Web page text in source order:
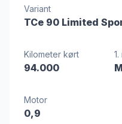
Variant
TCe 90 Limited
Kilometer kørt
94.000
Motor
0,9